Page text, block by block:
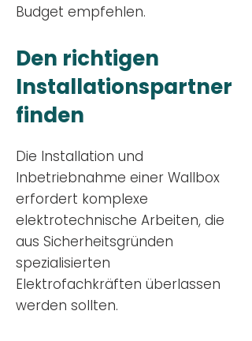
Budget empfehlen.
Den richtigen
Installationspartner
finden
Die Installation und
Inbetriebnahme einer Wallbox
erfordert komplexe
elektrotechnische Arbeiten, die
aus Sicherheitsgründen
spezialisierten
Elektrofachkräften überlassen
werden sollten.